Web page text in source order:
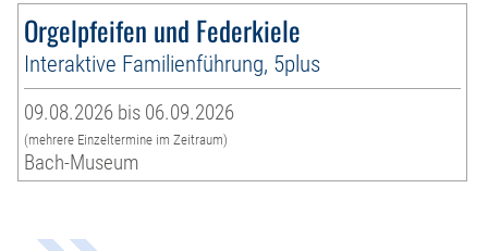
Orgelpfeifen und Federkiele
Interaktive Familienführung, 5plus
09.08.2026 bis 06.09.2026
(mehrere Einzeltermine im Zeitraum)
Bach-Museum